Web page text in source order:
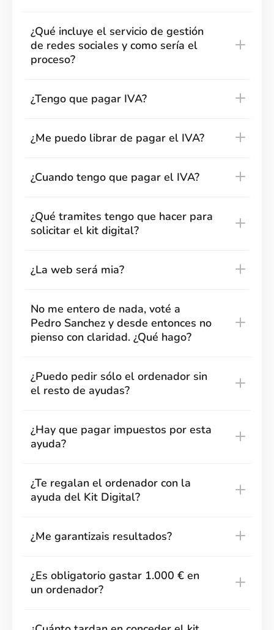
¿Qué incluye el servicio de gestión
de redes sociales y como sería el
proceso?
¿Tengo que pagar IVA?
¿Me puedo librar de pagar el IVA?
¿Cuando tengo que pagar el IVA?
¿Qué tramites tengo que hacer para
solicitar el kit digital?
¿La web será mia?
No me entero de nada, voté a
Pedro Sanchez y desde entonces no
pienso con claridad. ¿Qué hago?
¿Puedo pedir sólo el ordenador sin
el resto de ayudas?
¿Hay que pagar impuestos por esta
ayuda?
¿Te regalan el ordenador con la
ayuda del Kit Digital?
¿Me garantizais resultados?
¿Es obligatorio gastar 1.000 € en
un ordenador?